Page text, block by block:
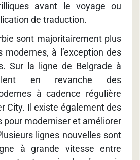
avant le voyage ou
de traduction.
sont majoritairement plus
modernes, à l’exception des
Sur la ligne de Belgrade à
en revanche des
à cadence régulière
City. Il existe également des
pour moderniser et améliorer
lignes nouvelles sont
à grande vitesse entre